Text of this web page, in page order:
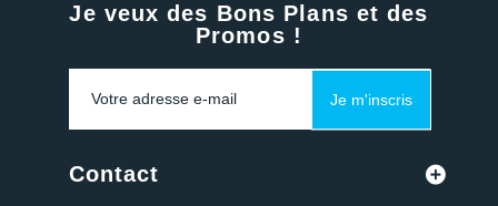
Je veux des Bons Plans et des
Promos !
Je m'inscris
Contact